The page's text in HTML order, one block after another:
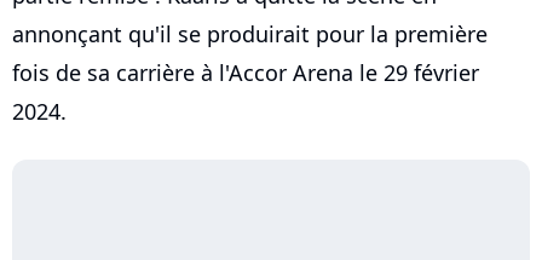
annonçant qu'il se produirait pour la première
fois de sa carrière à l'Accor Arena le 29 février
2024.